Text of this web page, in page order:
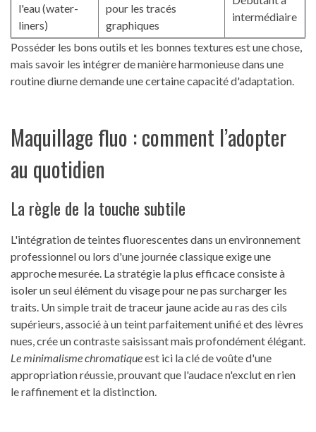
l'eau (water-
liners)
pour les tracés
graphiques
intermédiaire
Posséder les bons outils et les bonnes textures est une chose,
mais savoir les intégrer de manière harmonieuse dans une
routine diurne demande une certaine capacité d'adaptation.
Maquillage fluo : comment l’adopter
au quotidien
La règle de la touche subtile
L'intégration de teintes fluorescentes dans un environnement
professionnel ou lors d'une journée classique exige une
approche mesurée. La stratégie la plus efficace consiste à
isoler un seul élément du visage pour ne pas surcharger les
traits. Un simple trait de traceur jaune acide au ras des cils
supérieurs, associé à un teint parfaitement unifié et des lèvres
nues, crée un contraste saisissant mais profondément élégant.
Le minimalisme chromatiqueest ici la clé de voûte d'une
appropriation réussie, prouvant que l'audace n'exclut en rien
le raffinement et la distinction.